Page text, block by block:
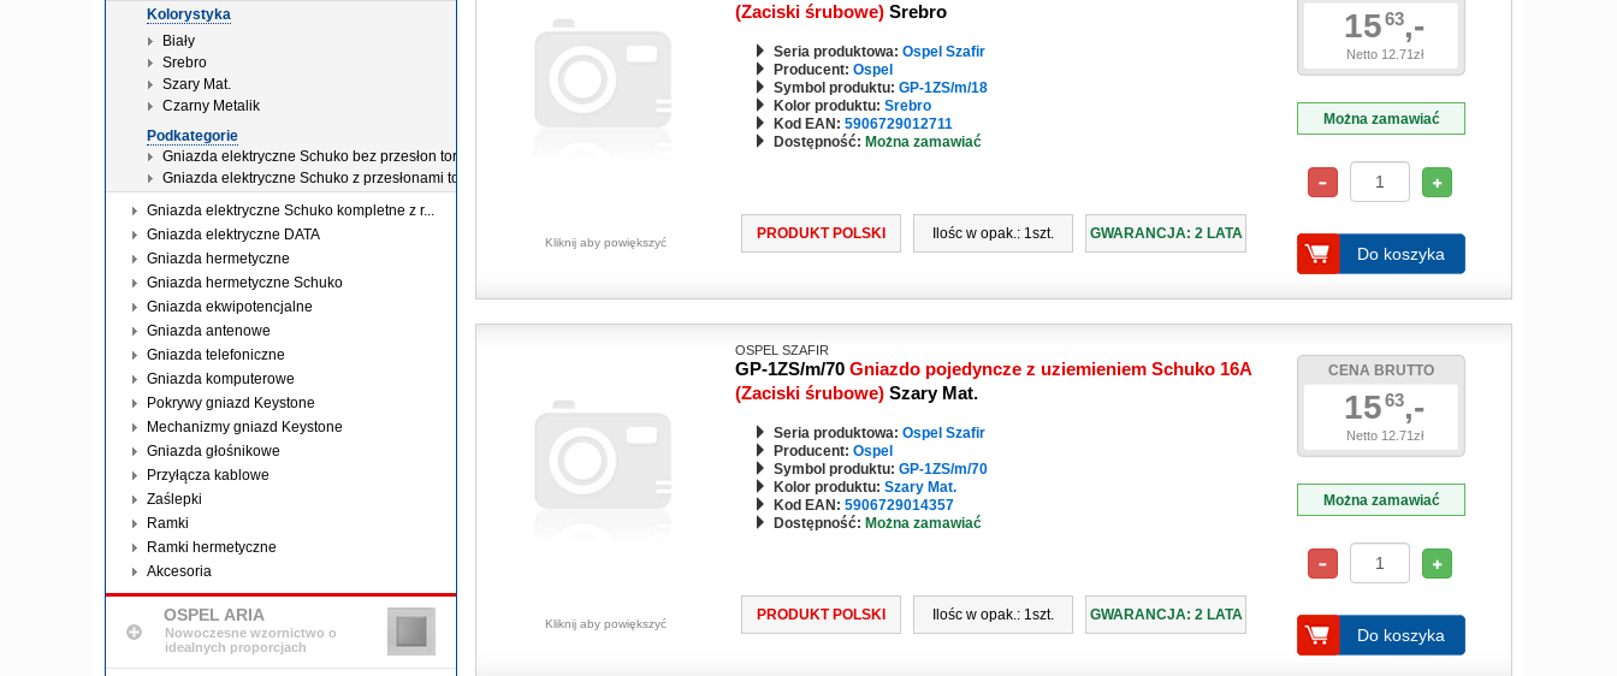
Kolorystyka
Biały
Srebro
Szary Mat.
Czarny Metalik
Podkategorie
Gniazda elektryczne Schuko bez przesłon torów prądowych
Gniazda elektryczne Schuko z przesłonami torów prądowych
Gniazda elektryczne Schuko kompletne z r...
Gniazda elektryczne DATA
Gniazda hermetyczne
Gniazda hermetyczne Schuko
Gniazda ekwipotencjalne
Gniazda antenowe
Gniazda telefoniczne
Gniazda komputerowe
Pokrywy gniazd Keystone
Mechanizmy gniazd Keystone
Gniazda głośnikowe
Przyłącza kablowe
Zaślepki
Ramki
Ramki hermetyczne
Akcesoria
OSPEL ARIA
Nowoczesne wzornictwo o
idealnych proporcjach
Kliknij aby powiększyć
(Zaciski śrubowe) Srebro
Seria produktowa: Ospel Szafir
Producent: Ospel
Symbol produktu: GP-1ZS/m/18
Kolor produktu: Srebro
Kod EAN: 5906729012711
Dostępność: Można zamawiać
PRODUKT POLSKI Ilośc w opak.: 1szt. GWARANCJA: 2 LATA
15 63,-
Netto 12.71zł
Można zamawiać
Do koszyka
Kliknij aby powiększyć
OSPEL SZAFIR
GP-1ZS/m/70 Gniazdo pojedyncze z uziemieniem Schuko 16A
(Zaciski śrubowe) Szary Mat.
Seria produktowa: Ospel Szafir
Producent: Ospel
Symbol produktu: GP-1ZS/m/70
Kolor produktu: Szary Mat.
Kod EAN: 5906729014357
Dostępność: Można zamawiać
PRODUKT POLSKI Ilośc w opak.: 1szt. GWARANCJA: 2 LATA
CENA BRUTTO
15 63,-
Netto 12.71zł
Można zamawiać
Do koszyka